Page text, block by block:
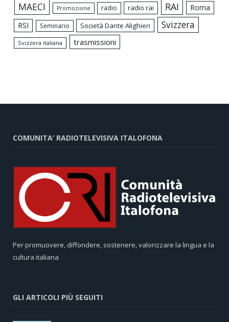
MAECI Promozione radio radio rai RAI
Roma
RSI
Seminario Società Dante Alighieri Svizzera
Svizzera italiana trasmissioni
COMUNITA’ RADIOTELEVISIVA ITALOFONA
Per promuovere, diffondere, sostenere, valorizzare la lingua e la
cultura italiana
GLI ARTICOLI PIÙ SEGUITI